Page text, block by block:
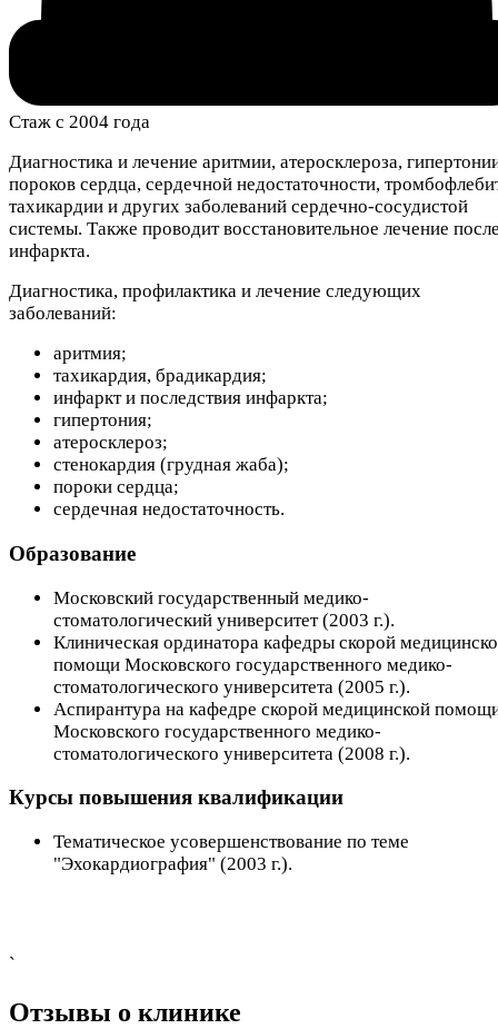
Стаж с 2004 года
Диагностика и лечение аритмии, атеросклероза,
пороков сердца, сердечной недостаточности,
тахикардии и других заболеваний сердечно-сосудистой
системы. Также проводит восстановительное лечение
инфаркта.
Диагностика, профилактика и лечение следующих
заболеваний:
аритмия;
тахикардия, брадикардия;
инфаркт и последствия инфаркта;
гипертония;
атеросклероз;
стенокардия (грудная жаба);
пороки сердца;
сердечная недостаточность.
Образование
Московский государственный медико-
стоматологический университет (2003 г.).
Клиническая ординатора кафедры скорой
помощи Московского государственного медико-
стоматологического университета (2005 г.).
Аспирантура на кафедре скорой медицинской
Московского государственного медико-
стоматологического университета (2008 г.).
Курсы повышения квалификации
Тематическое усовершенствование по теме
"Эхокардиография" (2003 г.).
`
Отзывы о клинике